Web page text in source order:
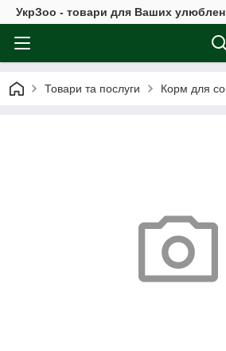
УкрЗоо - товари для Ваших
Товари та послуги Корм для